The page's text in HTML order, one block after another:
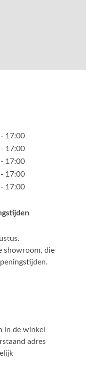
17:00
17:00
17:00
17:00
17:00
showroom, die
in de winkel
adres